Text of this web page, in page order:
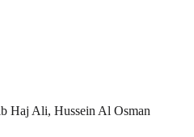
Haj Ali, Hussein Al Osman